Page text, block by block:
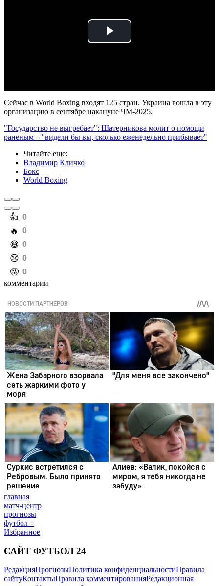
Play
Сейчас в World Boxing входят 125 стран. Украина вошла в эту
организацию в сентябре накануне ЧМ-2025.
"Государство не выгребает": Шатерникова молит о помощи
раненым – "видели бы вы, сколько еженедельно прибывает"
Читайте еще:
Владимир Кличко
Бокс
World Boxing
️👍 0
️🔥 0
️😄 0
️😢 0
️🤬 0
комментарии
главная
матч-центр
прогнозы
футбол +
Избранное
САЙТ ФУТБОЛ 24
РедакцияПрогнозыПолитика конфиденциальностиПравила
сайтуКонтактыПравила комментированияРедакционная